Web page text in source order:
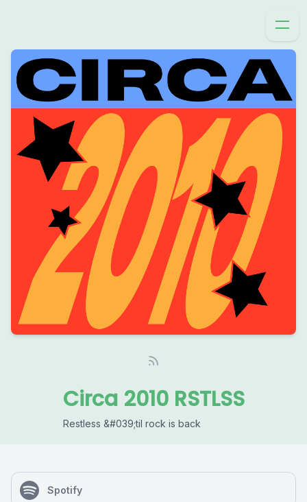
Circa 2010 RSTLSS
Restless &#039;til rock is back
Spotify